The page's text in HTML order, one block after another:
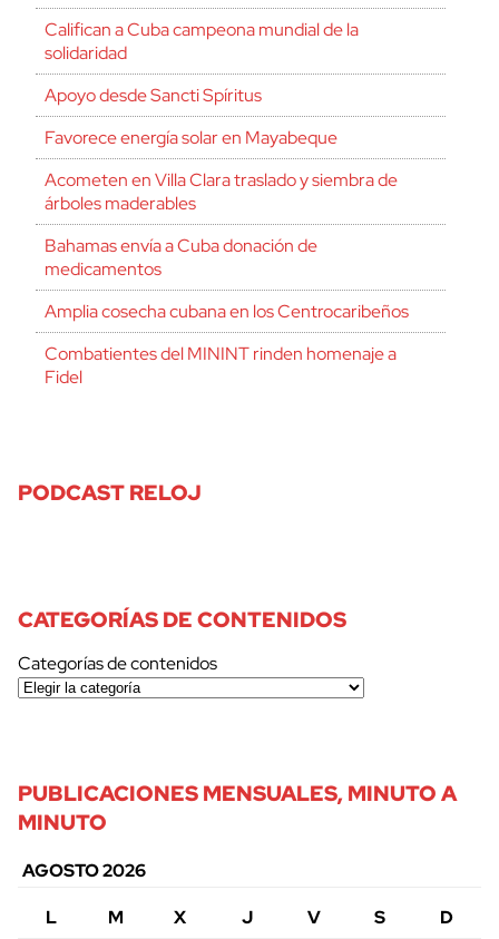
Califican a Cuba campeona mundial de la
solidaridad
Apoyo desde Sancti Spíritus
Favorece energía solar en Mayabeque
Acometen en Villa Clara traslado y siembra de
árboles maderables
Bahamas envía a Cuba donación de
medicamentos
Amplia cosecha cubana en los Centrocaribeños
Combatientes del MININT rinden homenaje a
Fidel
PODCAST RELOJ
CATEGORÍAS DE CONTENIDOS
Categorías de contenidos
PUBLICACIONES MENSUALES, MINUTO A
MINUTO
AGOSTO 2026
L
M X J V S D